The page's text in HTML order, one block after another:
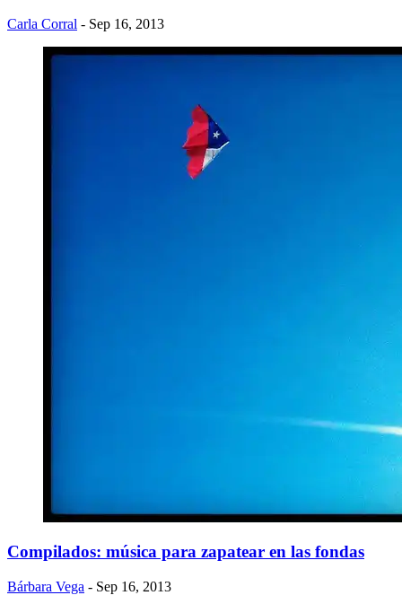
Carla Corral - Sep 16, 2013
Compilados: música para zapatear en las fondas
Bárbara Vega - Sep 16, 2013